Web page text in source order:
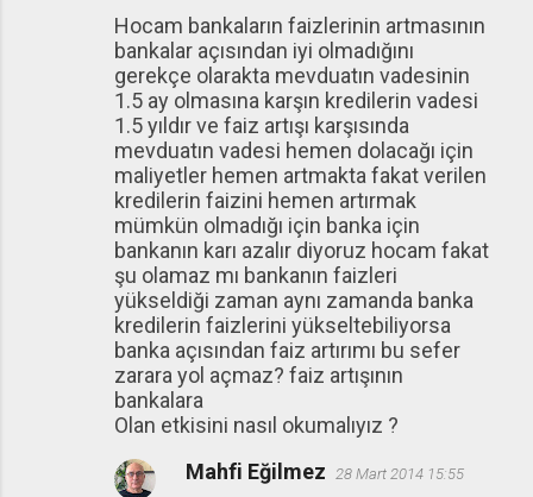
Hocam bankaların faizlerinin artmasının
bankalar açısından iyi olmadığını
gerekçe olarakta mevduatın vadesinin
1.5 ay olmasına karşın kredilerin vadesi
1.5 yıldır ve faiz artışı karşısında
mevduatın vadesi hemen dolacağı için
maliyetler hemen artmakta fakat verilen
kredilerin faizini hemen artırmak
mümkün olmadığı için banka için
bankanın karı azalır diyoruz hocam fakat
şu olamaz mı bankanın faizleri
yükseldiği zaman aynı zamanda banka
kredilerin faizlerini yükseltebiliyorsa
banka açısından faiz artırımı bu sefer
zarara yol açmaz? faiz artışının
bankalara
Olan etkisini nasıl okumalıyız ?
Mahfi Eğilmez 28 Mart 2014 15:55